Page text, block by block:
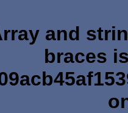
and
braces